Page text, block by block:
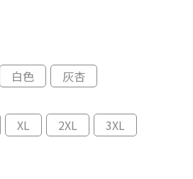
白色
灰杏
XL 2XL
3XL